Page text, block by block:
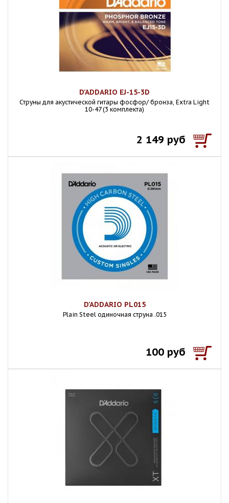
D'ADDARIO EJ-15-3D
Струны для акустической гитары фосфор/ бронза, Extra Light
10-47 (3 комплекта)
2 149 руб
D'ADDARIO PL015
Plain Steel одиночная струна .015
100 руб